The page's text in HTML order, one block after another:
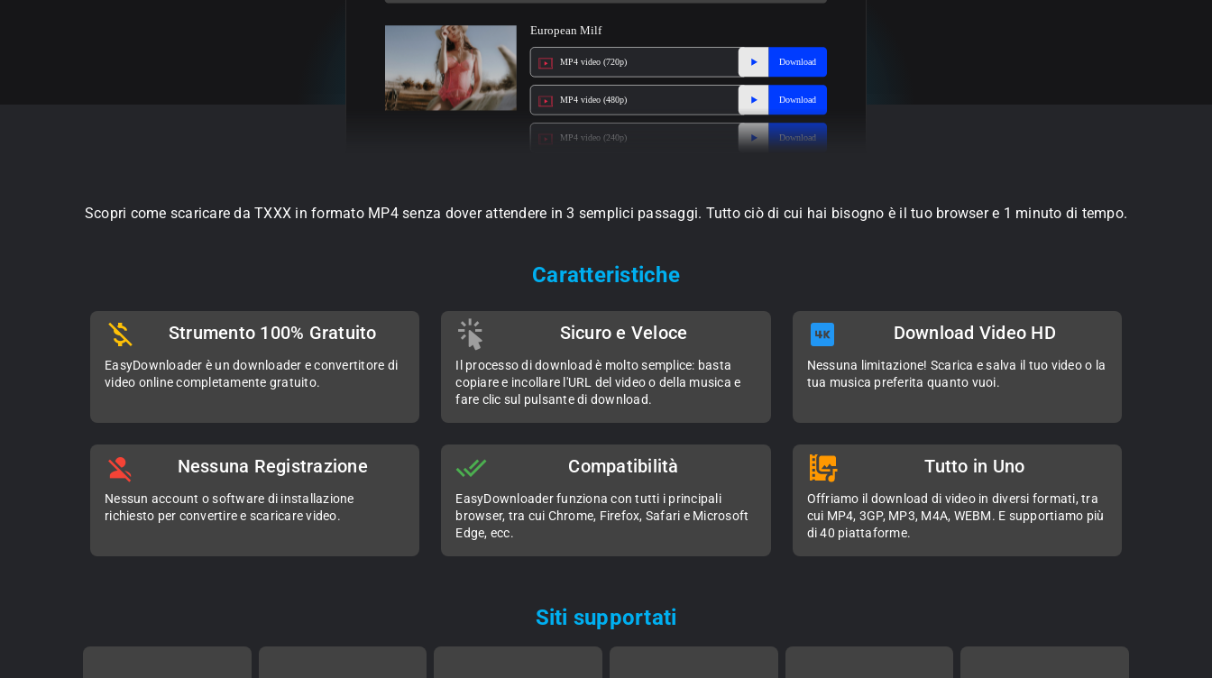
European Milf
MP4 video (720p) Download
MP4 video (480p) Download
MP4 video (240p) Download
Scopri come scaricare da TXXX in formato MP4 senza dover attendere in 3 semplici passaggi. Tutto ciò di cui hai bisogno è il tuo browser e 1 minuto di tempo.
Caratteristiche
Strumento 100% Gratuito
EasyDownloader è un downloader e convertitore di
video online completamente gratuito.
Sicuro e Veloce
Il processo di download è molto semplice: basta
copiare e incollare l'URL del video o della musica e
fare clic sul pulsante di download.
Download Video HD
Nessuna limitazione! Scarica e salva il tuo video o la
tua musica preferita quanto vuoi.
Nessuna Registrazione
Nessun account o software di installazione
richiesto per convertire e scaricare video.
Compatibilità
EasyDownloader funziona con tutti i principali
browser, tra cui Chrome, Firefox, Safari e Microsoft
Edge, ecc.
Tutto in Uno
Offriamo il download di video in diversi formati, tra
cui MP4, 3GP, MP3, M4A, WEBM. E supportiamo più
di 40 piattaforme.
Siti supportati